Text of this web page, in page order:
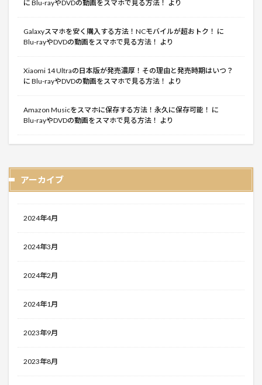
に Blu-rayやDVDの動画をスマホで見る方法！ より
Galaxyスマホを安く購入する方法！NCモバイルが超おトク！ に
Blu-rayやDVDの動画をスマホで見る方法！ より
Xiaomi 14 Ultraの日本版が発売濃厚！その理由と発売時期はいつ？
に Blu-rayやDVDの動画をスマホで見る方法！ より
Amazon Musicをスマホに保存する方法！永久に保存可能！ に
Blu-rayやDVDの動画をスマホで見る方法！ より
アーカイブ
2024年4月
2024年3月
2024年2月
2024年1月
2023年9月
2023年8月